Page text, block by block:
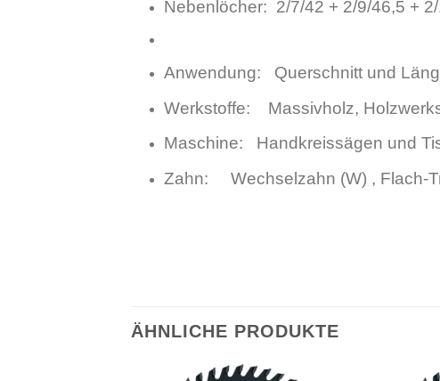
Nebenlöcher: 2/7/42 + 2/9/46,5 +
Anwendung: Querschnitt und
Werkstoffe: Massivholz,
Maschine: Handkreissägen und
Zahn: Wechselzahn (W) , Flach-
ÄHNLICHE PRODUKTE